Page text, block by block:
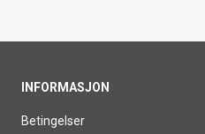
INFORMASJON
Betingelser